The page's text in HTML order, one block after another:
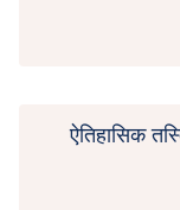
ऐतिहासिक